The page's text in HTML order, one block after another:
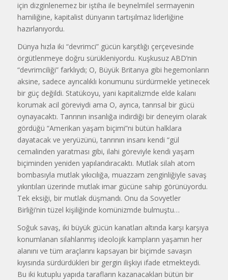
için dizginlenemez bir iştiha ile beynelmilel sermayenin
hamiliğine, kapitalist dünyanın tartışılmaz liderliğine
hazırlanıyordu.
Dünya hızla iki “devrimci” gücün karşıtlığı çerçevesinde
örgütlenmeye doğru sürükleniyordu. Kuşkusuz ABD’nin
“devrimciliği” farklıydı; O, Büyük Britanya gibi hegemonların
aksine, sadece ayrıcalıklı konumunu sürdürmekle yetinecek
bir güç değildi. Statükoyu, yani kapitalizmde elde kalanı
korumak acil göreviydi ama O, ayrıca, tanrısal bir gücü
oynayacaktı. Tanrının insanlığa indirdiği bir deneyim olarak
gördüğü “Amerikan yaşam biçimi”ni bütün halklara
dayatacak ve yeryüzünü, tanrının insanı kendi “gül
cemalinden yaratması gibi, ilahi göreviyle kendi yaşam
biçiminden yeniden yapılandıracaktı. Mutlak silah atom
bombasıyla mutlak yıkıcılığa, muazzam zenginliğiyle savaş
yıkıntıları üzerinde mutlak imar gücüne sahip görünüyordu.
Tek eksiği, bir mutlak düşmandı. Onu da Sovyetler
Birliği’nin tüzel kişiliğinde komünizmde bulmuştu…
Soğuk savaş, iki büyük gücün kanatları altında karşı karşıya
konumlanan silahlanmış ideolojik kampların yaşamın her
alanını ve tüm araçlarını kapsayan bir biçimde savaşın
kıyısında sürdürdükleri bir gergin ilişkiyi ifade etmekteydi.
Bu iki kutuplu yapıda tarafların kazanacakları bütün bir